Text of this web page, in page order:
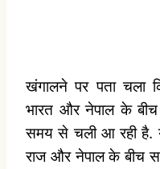
खंगालने पर पता चला
भारत और नेपाल के बीच
समय से चली आ रही है.
राज और नेपाल के बीच